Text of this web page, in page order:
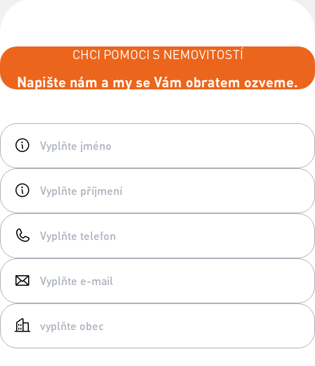
CHCI POMOCI S NEMOVITOSTÍ
Napište nám a my se Vám obratem ozveme.